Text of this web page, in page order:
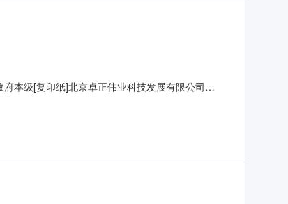
本级[复印纸]北京卓正伟业科技发展有限公司